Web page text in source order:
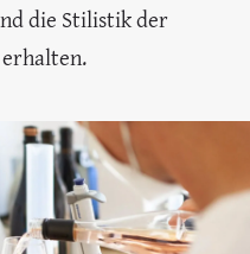
die Stilistik der